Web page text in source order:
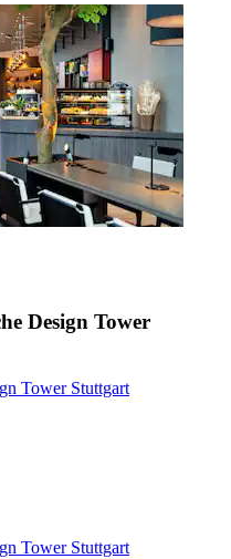
Design Tower
Tower Stuttgart
Tower Stuttgart